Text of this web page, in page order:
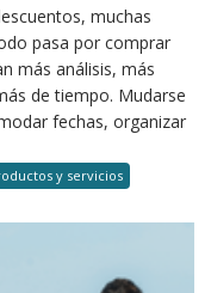
muchas
pasa por comprar
más análisis, más
de tiempo. Mudarse
fechas, organizar
y servicios